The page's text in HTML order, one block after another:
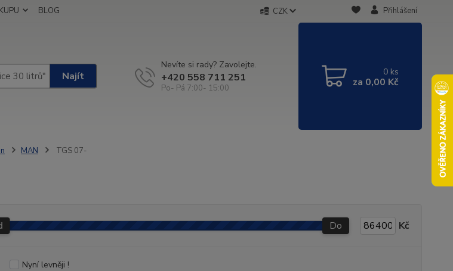
BLOG CZK Přihlášení
Najít
Nevíte si rady? Zavolejte.
+420 558 711 251
Po- Pá 7:00- 15:00
0 ks
za 0,00 Kč
MAN TGS 07-
Do Kč
Nyní levněji !